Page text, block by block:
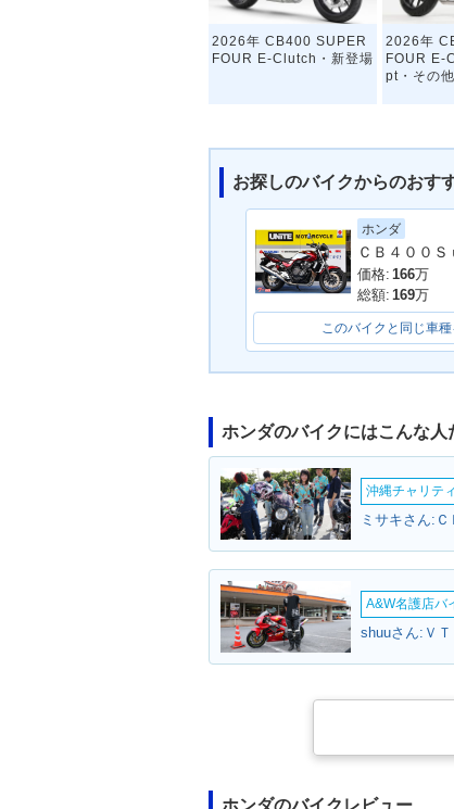
2026年 CB400 SUPER
FOUR E-Clutch・新登場
2026年
FOUR E-
pt・その他
2018年 CB400 SUPER
FOUR HYPER VTEC R
evo ABS・マイナーチェ
2018年
FOUR
evo・マ
2015年 CB400 SUPER
FOUR HYPER VTEC R
evo ABS Special Editio
n・特別・限定仕様
2014年
FOUR
追加
FOUR HYPER VTEC R
お探しのバイクからのおす
ホンダ
価格: 166万
総額: 169万
このバイクと同じ車
ホンダのバイクにはこんな人
沖縄チャリテ
ミサキさん:
A&W名護店バ
shuuさん:Ｖ
ホンダのバイクレビュー